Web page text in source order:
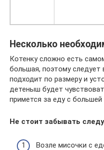
Несколько
Котенку сложно есть
большая, поэтому следует
подходит по размеру и
детеныш будет
примется за еду с большей
Не стоит забывать
Возле мисочки с